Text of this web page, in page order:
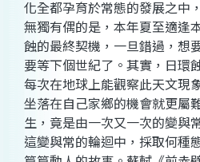
化全都孕育於常態的發展之中
無獨有偶的是，本年夏至適逢
蝕的最終契機，一旦錯過，想
要等下個世紀了。其實，日環
每次在地球上能觀察此天文現
坐落在自己家鄉的機會就更屬
生，竟是由一次又一次的變與
這變與常的輪迴中，採取何種